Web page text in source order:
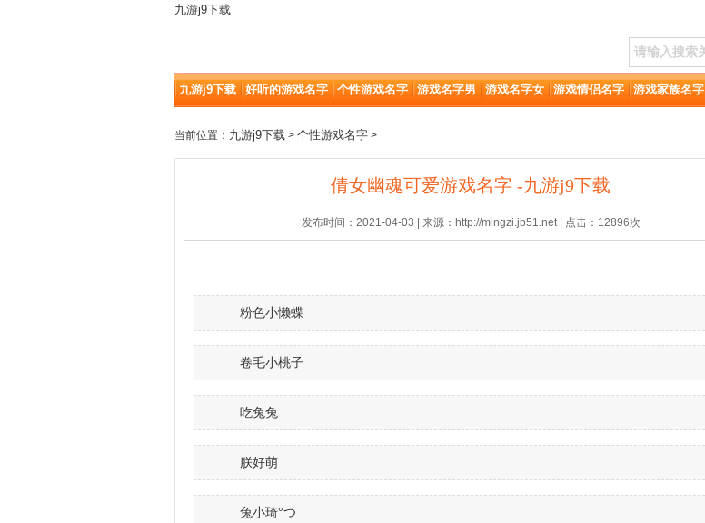
九游j9下载
九游j9下载 好听的游戏名字 个性游戏名字 游戏名字男 游戏名字女 游戏情侣名字 游戏家族名字
当前位置： 九游j9下载 > 个性游戏名字 >
倩女幽魂可爱游戏名字 -九游j9下载
发布时间：2021-04-03 | 来源：http://mingzi.jb51.net | 点击：12896次
粉色小懒蝶
卷毛小桃子
吃兔兔
朕好萌
兔小琦°つ